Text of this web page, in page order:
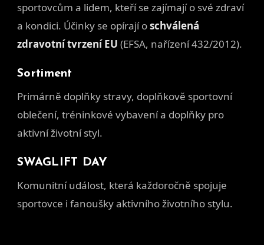
sportovcům a lidem, kteří se zajímají o své zdraví
a kondici. Účinky se opírají oschválená
zdravotní tvrzení EU (EFSA, nařízení 432/2012).
Sortiment
Primárně doplňky stravy, doplňkově sportovní
oblečení, tréninkové vybavení a doplňky pro
aktivní životní styl.
SWAGLIFT DAY
Komunitní událost, která každoročně spojuje
sportovce i fanoušky aktivního životního stylu.